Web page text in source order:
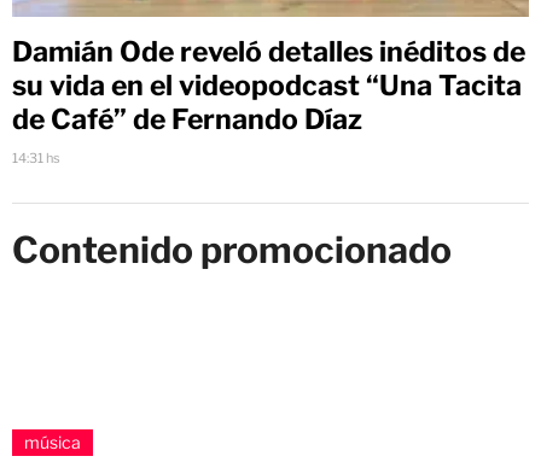
Damián Ode reveló detalles inéditos de
su vida en el videopodcast “Una Tacita
de Café” de Fernando Díaz
14:31 hs
Contenido promocionado
música